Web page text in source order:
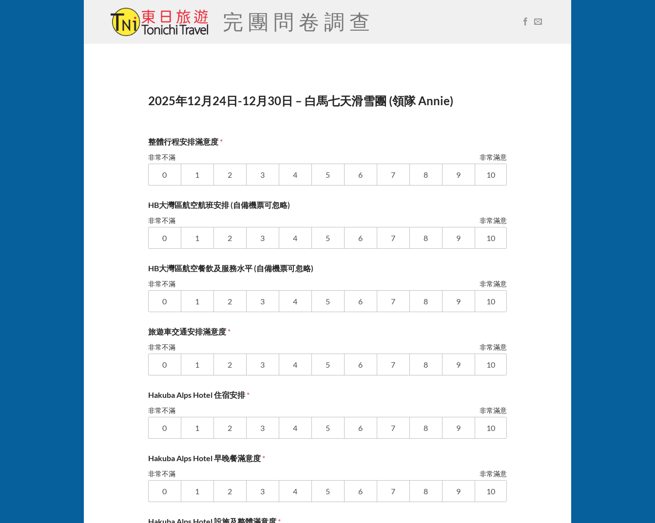
完團問卷調查
2025年12月24日-12月30日 – 白馬七天滑雪團 (領隊 Annie)
整體行程安排滿意度 *
非常不滿 非常滿意
0 1 2 3 4 5 6 7 8 9 10
HB大灣區航空航班安排 (自備機票可忽略)
非常不滿 非常滿意
0 1 2 3 4 5 6 7 8 9 10
HB大灣區航空餐飲及服務水平 (自備機票可忽略)
非常不滿 非常滿意
0 1 2 3 4 5 6 7 8 9 10
旅遊車交通安排滿意度 *
非常不滿 非常滿意
0 1 2 3 4 5 6 7 8 9 10
Hakuba Alps Hotel 住宿安排*
非常不滿 非常滿意
0 1 2 3 4 5 6 7 8 9 10
Hakuba Alps Hotel 早晚餐滿意度 *
非常不滿 非常滿意
0 1 2 3 4 5 6 7 8 9 10